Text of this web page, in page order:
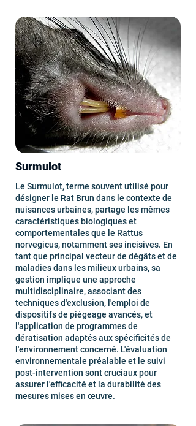
Surmulot
Le Surmulot, terme souvent utilisé pour
désigner le Rat Brun dans le contexte de
nuisances urbaines, partage les mêmes
caractéristiques biologiques et
comportementales que le Rattus
norvegicus, notamment ses incisives. En
tant que principal vecteur de dégâts et de
maladies dans les milieux urbains, sa
gestion implique une approche
multidisciplinaire, associant des
techniques d'exclusion, l'emploi de
dispositifs de piégeage avancés, et
l'application de programmes de
dératisation adaptés aux spécificités de
l'environnement concerné. L'évaluation
environnementale préalable et le suivi
post-intervention sont cruciaux pour
assurer l'efficacité et la durabilité des
mesures mises en œuvre.